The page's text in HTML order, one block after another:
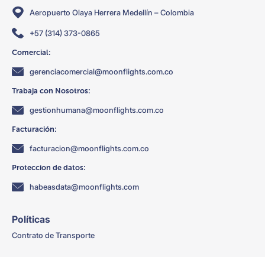
Aeropuerto Olaya Herrera Medellín – Colombia
+57 (314) 373-0865
Comercial:
gerenciacomercial@moonflights.com.co
Trabaja con Nosotros:
gestionhumana@moonflights.com.co
Facturación:
facturacion@moonflights.com.co
Proteccion de datos:
habeasdata@moonflights.com
Políticas
Contrato de Transporte